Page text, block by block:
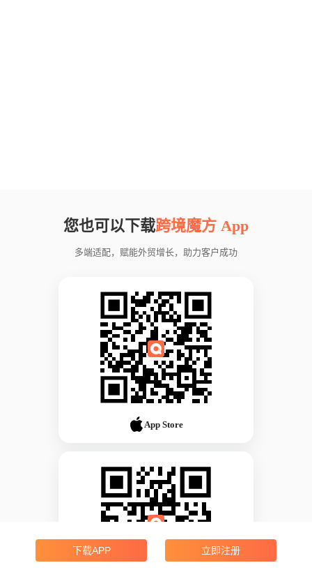
您也可以下载跨境魔方 App
多端适配，赋能外贸增长，助力客户成功
App Store
下载APP 立即注册